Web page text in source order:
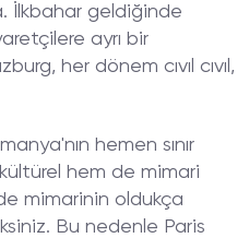
İlkbahar geldiğinde
ayrı bir
her dönem cıvıl cıvıl,
hemen sınır
hem de mimari
mimarinin oldukça
Bu nedenle Paris